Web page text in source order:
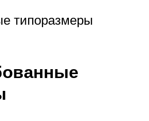
типоразмеры